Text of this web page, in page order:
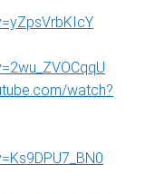
watch?